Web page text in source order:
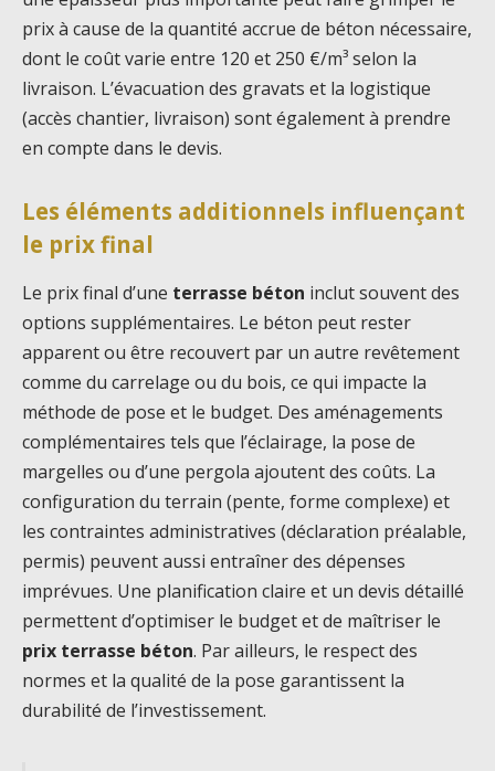
prix à cause de la quantité accrue de béton nécessaire,
dont le coût varie entre 120 et 250 €/m³ selon la
livraison. L’évacuation des gravats et la logistique
(accès chantier, livraison) sont également à prendre
en compte dans le devis.
Les éléments additionnels influençant
le prix final
Le prix final d’une terrasse béton inclut souvent des
options supplémentaires. Le béton peut rester
apparent ou être recouvert par un autre revêtement
comme du carrelage ou du bois, ce qui impacte la
méthode de pose et le budget. Des aménagements
complémentaires tels que l’éclairage, la pose de
margelles ou d’une pergola ajoutent des coûts. La
configuration du terrain (pente, forme complexe) et
les contraintes administratives (déclaration préalable,
permis) peuvent aussi entraîner des dépenses
imprévues. Une planification claire et un devis détaillé
permettent d’optimiser le budget et de maîtriser le
prix terrasse béton. Par ailleurs, le respect des
normes et la qualité de la pose garantissent la
durabilité de l’investissement.